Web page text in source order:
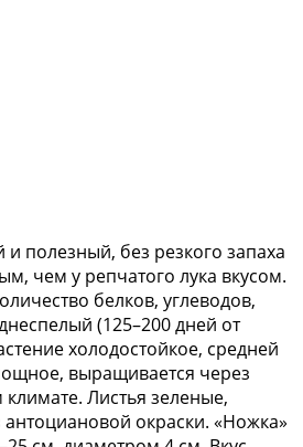
полезный, без резкого запаха
чем у репчатого лука вкусом.
белков, углеводов,
(125–200 дней от
холодостойкое, средней
выращивается через
Листья зеленые,
окраски. «Ножка»